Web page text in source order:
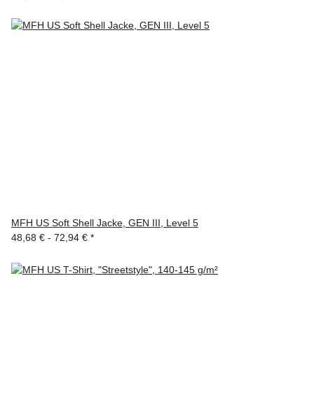
MFH US Soft Shell Jacke, GEN III, Level 5
48,68 € - 72,94 € *